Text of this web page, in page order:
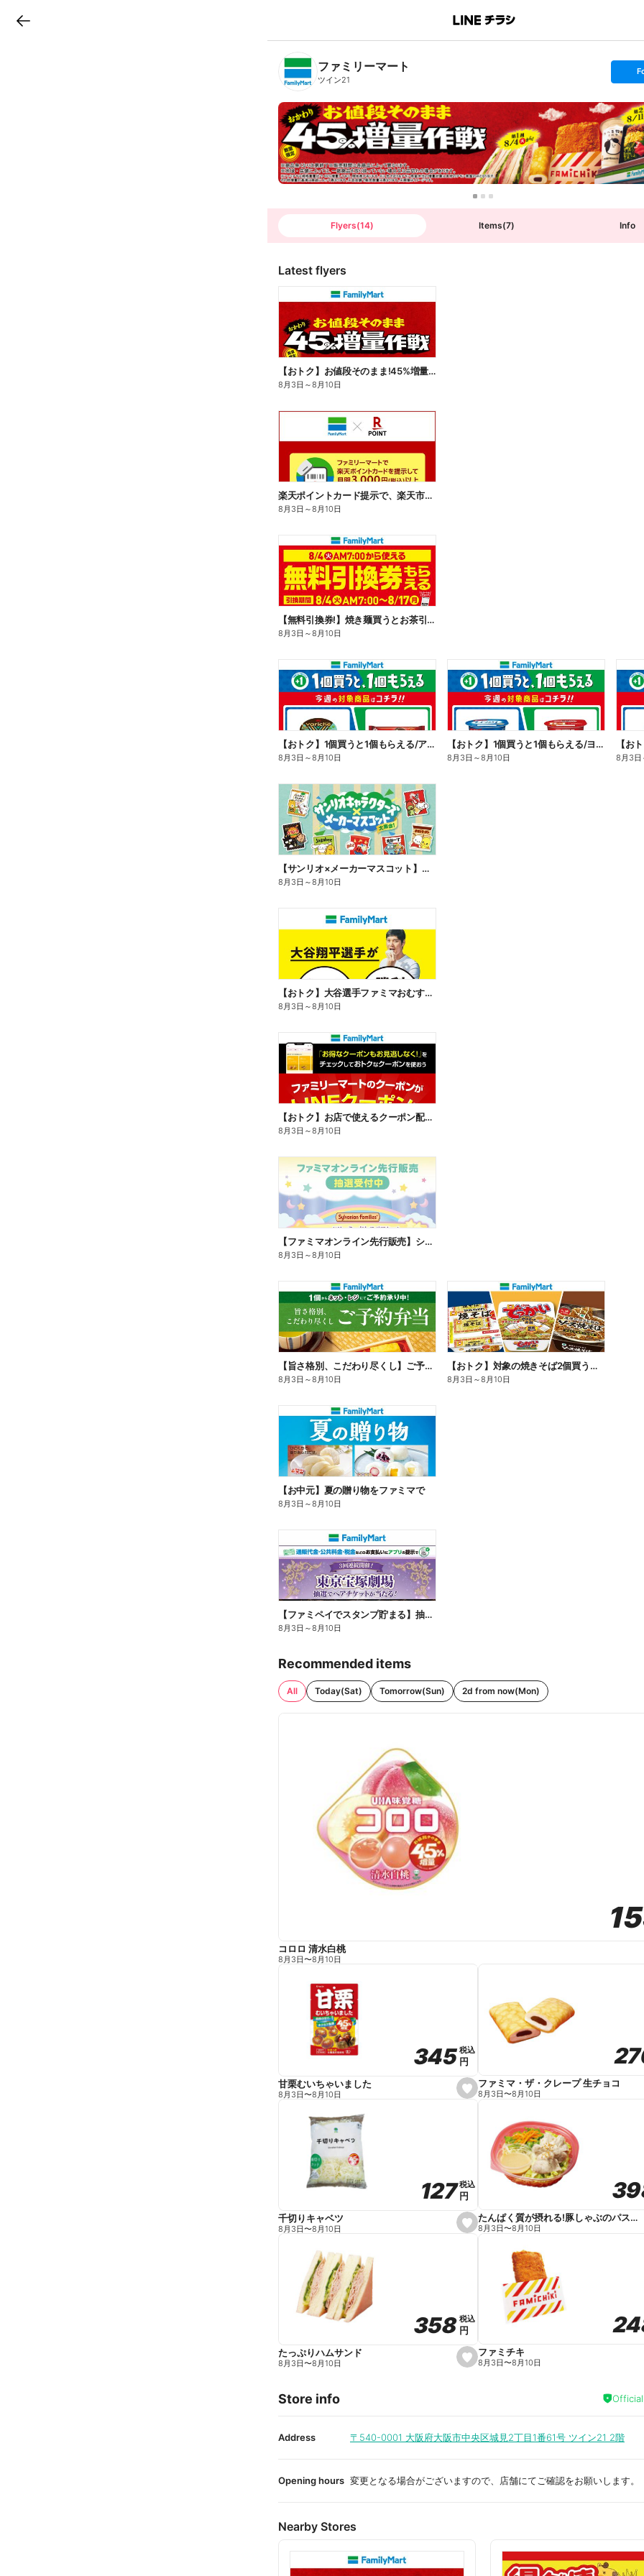
B
n
T
ファミリーマート
ツイン21
s
t
o
l
l
o
w
Flyers(14) Items(7) Info
Latest flyers
【おトク】お値段そのまま!45%増量作戦!
8月3日 ～8月10日
楽天ポイントカード提示で、楽天市場でのお買い物がおトクに!
8月3日 ～8月10日
【無料引換券!】焼き麺買うとお茶引換券貰える!
8月3日 ～8月10日
【おトク】1個買うと1個もらえる/アイス
8月3日 ～8月10日
【おトク】1個買うと1個もらえる/ヨーグルト
8月3日 ～8月10日
【お
8月3日
【サンリオ×メーカーマスコット】オリジナルグッズ貰える!
8月3日 ～8月10日
【おトク】大谷選手ファミマおむすび割
8月3日 ～8月10日
【おトク】お店で使えるクーポン配信中
8月3日 ～8月10日
【ファミマオンライン先行販売】シルバニアファミリー
8月3日 ～8月10日
【旨さ格別、こだわり尽くし】ご予約弁当
8月3日 ～8月10日
【おトク】対象の焼きそば2個買うと100円引き!
8月3日 ～8月10日
【お中元】夏の贈り物をファミマで
8月3日 ～8月10日
【ファミペイでスタンプ貯まる】抽選でペアチケットが当たる!
8月3日 ～8月10日
Recommended items
All Today(Sat) Tomorrow(Sun) 2d from now(Mon)
コロロ 清水白桃
8月3日〜8月10日
s
e
e
345
345税込
税込
円
円
甘栗むいちゃいました
8月3日〜8月10日
ファミマ・ザ・クレープ 生チョコ
8月3日〜8月10日
s
e
e
127
127税込
税込
円
円
千切りキャベツ
8月3日〜8月10日
たんぱく質が摂れる!豚しゃぶのパスタサラダ
8月3日〜8月10日
s
e
i
t
358
358税込
税込
円
円
たっぷりハムサンド
8月3日〜8月10日
ファミチキ
8月3日〜8月10日
Store info
Address 〒540-0001 大阪府大阪市中央区城見2丁目1番61号 ツイン21 2階
Opening hours 変更となる場合がございますので、店舗にてご確認をお願いします。
Nearby Stores